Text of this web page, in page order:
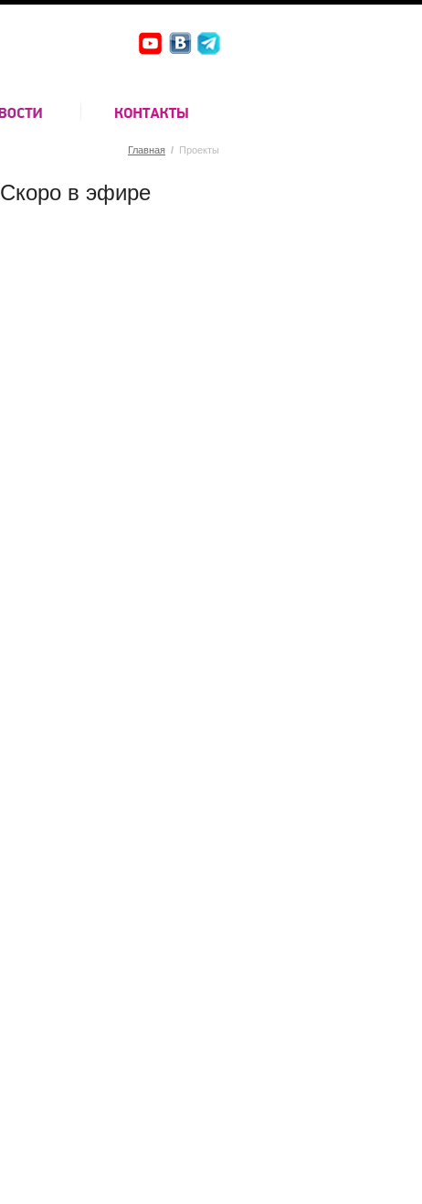
Главная / Проекты
Скоро в эфире